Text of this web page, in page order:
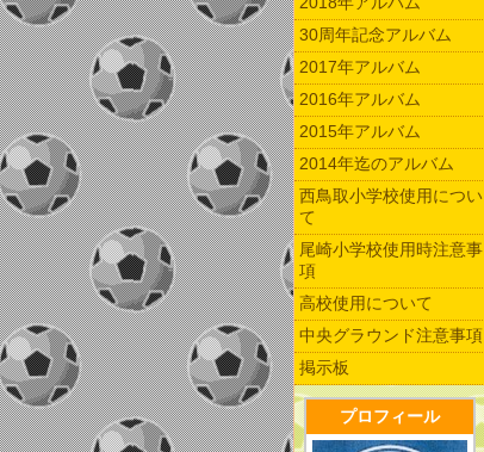
30周年記念アルバム
2017年アルバム
2016年アルバム
2015年アルバム
2014年迄のアルバム
西鳥取小学校使用につい
て
尾崎小学校使用時注意事
項
高校使用について
中央グラウンド注意事項
掲示板
プロフィール